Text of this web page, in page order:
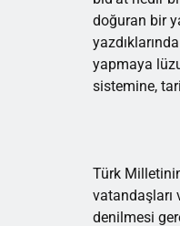
doğuran bir
yapmaya
sistemine,
Türk
vatandaşları
denilmesi